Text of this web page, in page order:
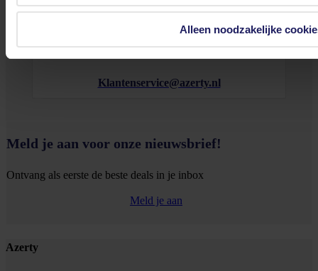
Alleen noodzakelijke
Klantenservice@azerty.nl
Meld je aan voor onze nieuwsbrief!
Ontvang als eerste de beste deals in je inbox
Meld je aan
Footer
Azerty